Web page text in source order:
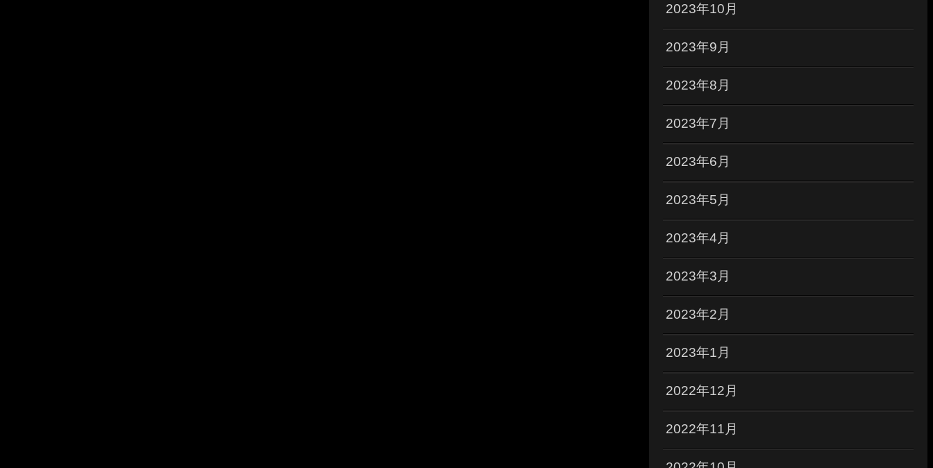
2023年10月
2023年9月
2023年8月
2023年7月
2023年6月
2023年5月
2023年4月
2023年3月
2023年2月
2023年1月
2022年12月
2022年11月